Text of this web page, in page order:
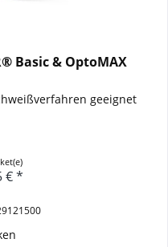
Basic & OptoMAX
geeignet
€ *